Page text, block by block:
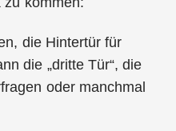
die Hintertür für
die „dritte Tür“, die
oder manchmal